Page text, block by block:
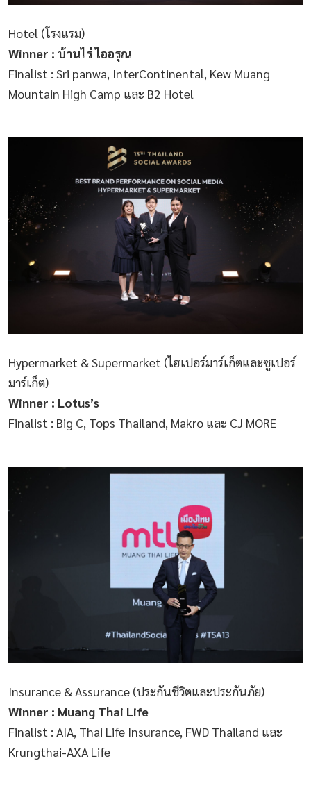
Hotel (โรงแรม)
Winner : บ้านไร่ ไออรุณ
Finalist : Sri panwa, InterContinental, Kew Muang
Mountain High Camp และ B2 Hotel
Hypermarket & Supermarket (ไฮเปอร์มาร์เก็ตและซูเปอร์
มาร์เก็ต)
Winner : Lotus’s
Finalist : Big C, Tops Thailand, Makro และ CJ MORE
Insurance & Assurance (ประกันชีวิตและประกันภัย)
Winner : Muang Thai Life
Finalist : AIA, Thai Life Insurance, FWD Thailand และ
Krungthai-AXA Life